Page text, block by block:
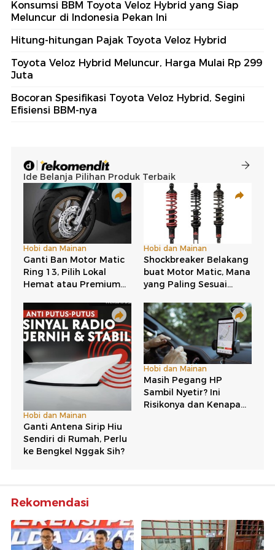
Konsumsi BBM Toyota Veloz Hybrid yang Siap
Meluncur di Indonesia Pekan Ini
Hitung-hitungan Pajak Toyota Veloz Hybrid
Toyota Veloz Hybrid Meluncur, Harga Mulai Rp 299
Juta
Bocoran Spesifikasi Toyota Veloz Hybrid, Segini
Efisiensi BBM-nya
Rekomendasi